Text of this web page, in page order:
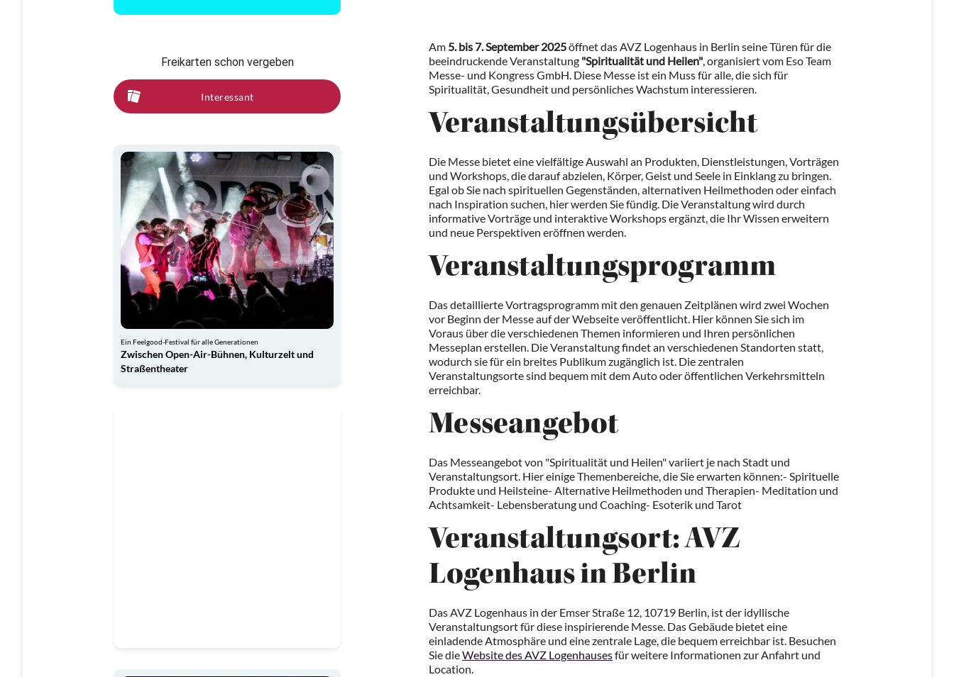
Freikarten schon vergeben
Interessant
Ein Feelgood-Festival für alle Generationen
Zwischen Open-Air-Bühnen, Kulturzelt und
Straßentheater
Am 5. bis 7. September 2025öffnet das AVZ Logenhaus in Berlin seine Türen für die
beeindruckende Veranstaltung "Spiritualität und Heilen", organisiert vom Eso Team
Messe- und Kongress GmbH. Diese Messe ist ein Muss für alle, die sich für
Spiritualität, Gesundheit und persönliches Wachstum interessieren.
Veranstaltungsübersicht
Die Messe bietet eine vielfältige Auswahl an Produkten, Dienstleistungen, Vorträgen
und Workshops, die darauf abzielen, Körper, Geist und Seele in Einklang zu bringen.
Egal ob Sie nach spirituellen Gegenständen, alternativen Heilmethoden oder einfach
nach Inspiration suchen, hier werden Sie fündig. Die Veranstaltung wird durch
informative Vorträge und interaktive Workshops ergänzt, die Ihr Wissen erweitern
und neue Perspektiven eröffnen werden.
Veranstaltungsprogramm
Das detaillierte Vortragsprogramm mit den genauen Zeitplänen wird zwei Wochen
vor Beginn der Messe auf der Webseite veröffentlicht. Hier können Sie sich im
Voraus über die verschiedenen Themen informieren und Ihren persönlichen
Messeplan erstellen. Die Veranstaltung findet an verschiedenen Standorten statt,
wodurch sie für ein breites Publikum zugänglich ist. Die zentralen
Veranstaltungsorte sind bequem mit dem Auto oder öffentlichen Verkehrsmitteln
erreichbar.
Messeangebot
Das Messeangebot von "Spiritualität und Heilen" variiert je nach Stadt und
Veranstaltungsort. Hier einige Themenbereiche, die Sie erwarten können:- Spirituelle
Produkte und Heilsteine- Alternative Heilmethoden und Therapien- Meditation und
Achtsamkeit- Lebensberatung und Coaching- Esoterik und Tarot
Veranstaltungsort: AVZ
Logenhaus in Berlin
Das AVZ Logenhaus in der Emser Straße 12, 10719 Berlin, ist der idyllische
Veranstaltungsort für diese inspirierende Messe. Das Gebäude bietet eine
einladende Atmosphäre und eine zentrale Lage, die bequem erreichbar ist. Besuchen
Sie dieWebsite des AVZ Logenhausesfür weitere Informationen zur Anfahrt und
Location.